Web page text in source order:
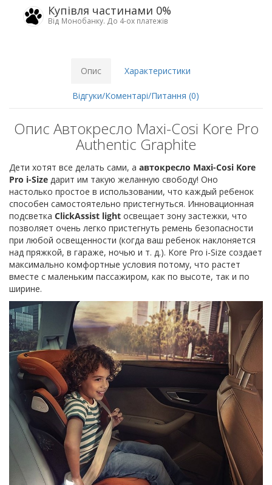
Купівля частинами 0%
Від Монобанку. До 4-ох платежів
Опис Характеристики
Відгуки/Коментарі/Питання (0)
Опис Автокресло Maxi-Cosi Kore Pro
Authentic Graphite
Дети хотят все делать сами, а автокресло Maxi-Cosi Kore
Pro i-Size дарит им такую желанную свободу! Оно
настолько простое в использовании, что каждый ребенок
способен самостоятельно пристегнуться. Инновационная
подсветка ClickAssist light освещает зону застежки, что
позволяет очень легко пристегнуть ремень безопасности
при любой освещенности (когда ваш ребенок наклоняется
над пряжкой, в гараже, ночью и т. д.). Kore Pro i-Size создает
максимально комфортные условия потому, что растет
вместе с маленьким пассажиром, как по высоте, так и по
ширине.